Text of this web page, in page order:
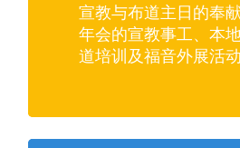
宣教与布道主日的奉
年会的宣教事工、本
道培训及福音外展活动